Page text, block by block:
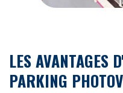
LES AVANTAGES
PARKING